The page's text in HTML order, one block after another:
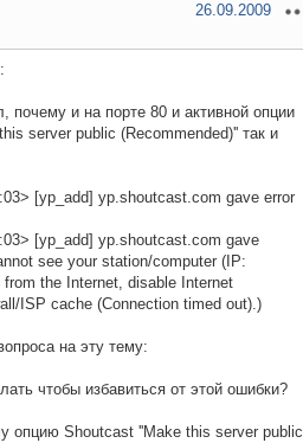
26.09.2009
почему и на порте 80 и активной опции
server public (Recommended)'' так и
[yp_add] yp.shoutcast.com gave error
[yp_add] yp.shoutcast.com gave
see your station/computer (IP:
from the Internet, disable Internet
ISP cache (Connection timed out).)
на эту тему:
чтобы избавиться от этой ошибки?
опцию Shoutcast ''Make this server public